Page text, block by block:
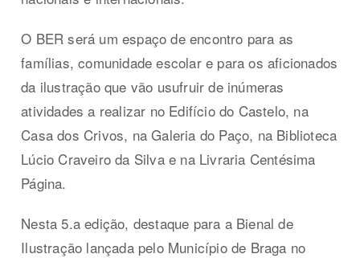
O BER será um espaço de encontro para as
famílias, comunidade escolar e para os aficionados
da ilustração que vão usufruir de inúmeras
atividades a realizar no Edifício do Castelo, na
Casa dos Crivos, na Galeria do Paço, na Biblioteca
Lúcio Craveiro da Silva e na Livraria Centésima
Página.
Nesta 5.a edição, destaque para a Bienal de
Ilustração lançada pelo Município de Braga no